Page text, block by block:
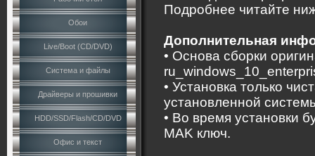
Обои
Live/Boot (CD/DVD)
Система и файлы
Драйверы и прошивки
HDD/SSD/Flash/CD/DVD
Офис и текст
Подробнее читайте
Дополнительная
• Основа сборки
• Установка только
установленной
• Во время установки
MAK ключ.